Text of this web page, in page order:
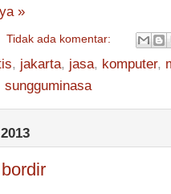
»
Tidak ada komentar:
, jakarta, jasa, komputer,
sungguminasa